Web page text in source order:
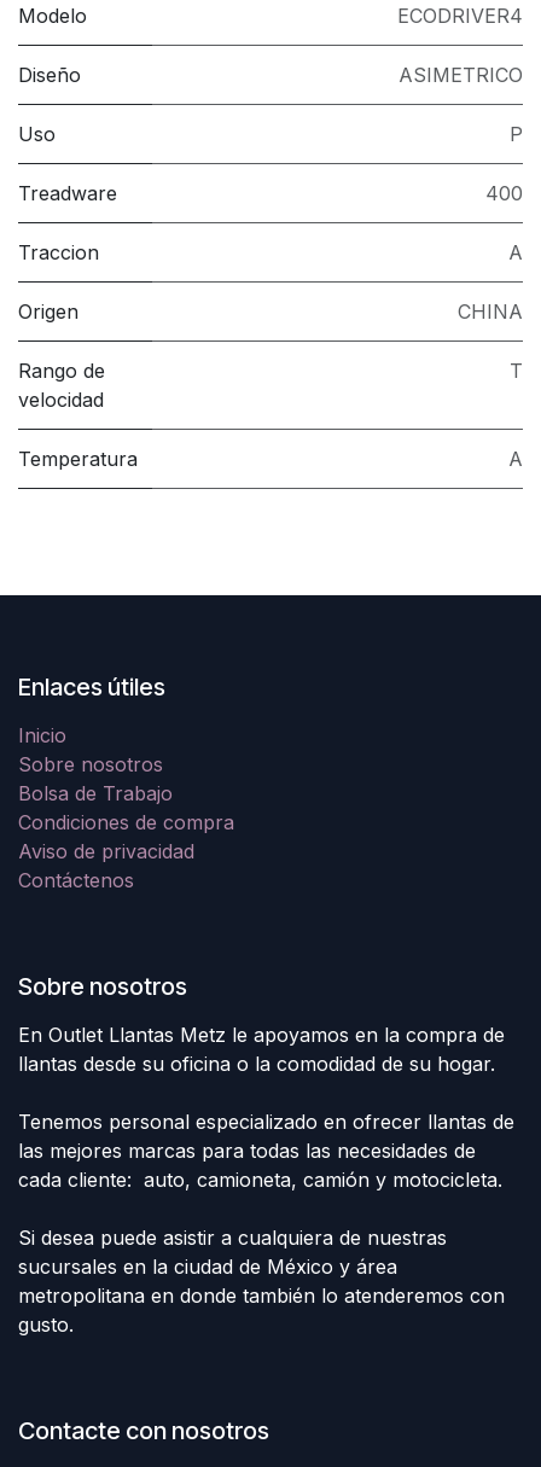
Modelo ECODRIVER4
Diseño ASIMETRICO
Uso P
Treadware 400
Traccion A
Origen CHINA
Rango de
velocidad
T
Temperatura A
Enlaces útiles
Inicio
Sobre nosotros
Bolsa de Trabajo
Condiciones de compra
Aviso de privacidad
Contáctenos
Sobre nosotros
En Outlet Llantas Metz le apoyamos en la compra de
llantas desde su oficina o la comodidad de su hogar.
Tenemos personal especializado en ofrecer llantas de
las mejores marcas para todas las necesidades de
cada cliente: auto, camioneta, camión y motocicleta.
Si desea puede asistir a cualquiera de nuestras
sucursales en la ciudad de México y área
metropolitana en donde también lo atenderemos con
gusto.
Contacte con nosotros